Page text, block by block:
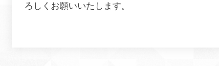
ろしくお願いいたします。